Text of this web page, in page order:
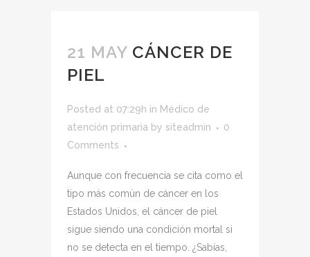
21 MAY CÁNCER DE
PIEL
Posted at 07:29h in Médico de
atención primaria by siteadmin
0
Comments
Aunque con frecuencia se cita como el
tipo más común de cáncer en los
Estados Unidos, el cáncer de piel
sigue siendo una condición mortal si
no se detecta en el tiempo. ¿Sabías,